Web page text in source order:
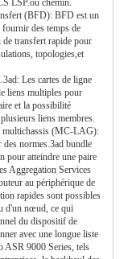
(BFD): BFD est un
des temps de
de transfert rapide pour
topologies,et
Les cartes de ligne
liens multiples pour
et la possibilité
liens membres.
multichassis (MC-LAG):
normes.3ad bundle
pour atteindre une paire
Aggregation Services
au périphérique de
rapides sont possibles
d'un nœud, ce qui
du dispositif de
avec une longue liste
ASR 9000 Series, tels